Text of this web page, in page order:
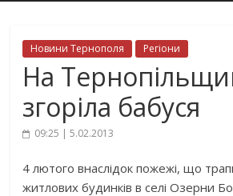
Новини Тернополя Регіони
На
згоріла бабуся
09:25 | 5.02.2013
4 лютого внаслідок пожежі, що
житлових будинків в селі Озерни